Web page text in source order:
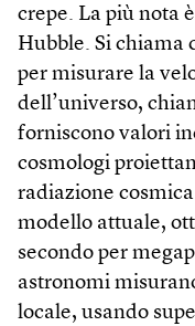
crepe. La più nota
Hubble. Si chiama
per misurare la
dell’universo,
forniscono valori
cosmologi
radiazione
modello attuale,
secondo per
astronomi
locale, usando